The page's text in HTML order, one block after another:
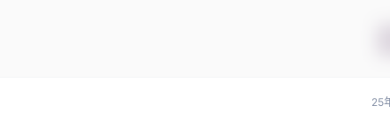
25